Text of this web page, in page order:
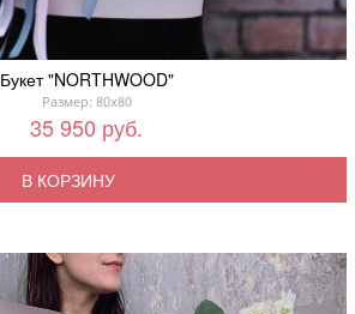
Букет "NORTHWOOD"
Размер: 80x80
35 950 руб.
В КОРЗИНУ